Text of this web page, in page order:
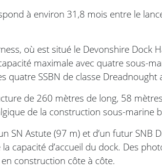
à environ 31,8 mois entre le
où est situé le Devonshire Dock
maximale avec quatre sous-
quatre SSBN de classe Dreadnought
de 260 mètres de long, 58
de la construction sous-marine
SN Astute (97 m) et d’un futur SNB
capacité d’accueil du dock. Des
en construction côte à côte.